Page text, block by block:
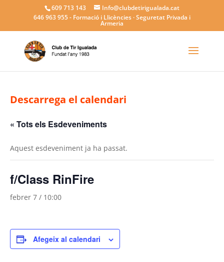
609 713 143
Info@clubdetirigualada.cat
646 963 955- Formació i Llicències · Seguretat Privada i
Armeria
Descarrega el calendari
« Tots els Esdeveniments
Aquest esdeveniment ja ha passat.
f/Class RinFire
febrer 7 / 10:00
Afegeix al calendari